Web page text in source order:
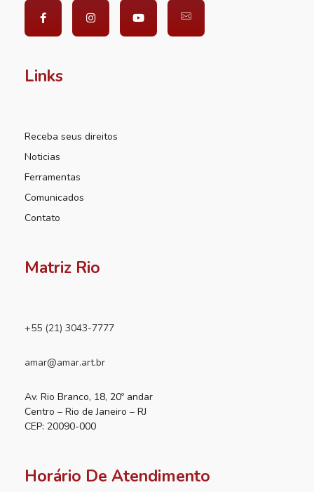
Links
Receba seus direitos
Noticias
Ferramentas
Comunicados
Contato
Matriz Rio
+55 (21) 3043-7777
amar@amar.art.br
Av. Rio Branco, 18, 20º andar
Centro – Rio de Janeiro – RJ
CEP: 20090-000
Horário De Atendimento